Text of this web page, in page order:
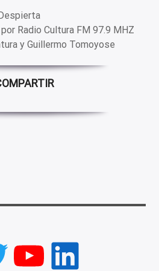
Radio Cultura FM 97.9 MHZ
y Guillermo Tomoyose
YouTube
LinkedIn